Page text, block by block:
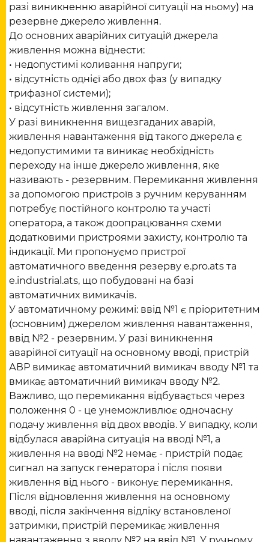
разі виникненню аварійної ситуації на ньому) на
резервне джерело живлення.
До основних аварійних ситуацій джерела
живлення можна віднести:
• недопустимі коливання напруги;
• відсутність однієї або двох фаз (у випадку
трифазної системи);
• відсутність живлення загалом.
У разі виникнення вищезгаданих аварій,
живлення навантаження від такого джерела є
недопустимими та виникає необхідність
переходу на інше джерело живлення, яке
називають - резервним. Перемикання живлення
за допомогою пристроїв з ручним керуванням
потребує постійного контролю та участі
оператора, а також доопрацювання схеми
додатковими пристроями захисту, контролю та
індикації. Ми пропонуємо пристрої
автоматичного введення резерву e.pro.ats та
e.industrial.ats, що побудовані на базі
автоматичних вимикачів.
У автоматичному режимі: ввід №1 є пріоритетним
(основним) джерелом живлення навантаження,
ввід №2 - резервним. У разі виникнення
аварійної ситуації на основному вводі, пристрій
АВР вимикає автоматичний вимикач вводу №1 та
вмикає автоматичний вимикач вводу №2.
Важливо, що перемикання відбувається через
положення 0 - це унеможливлює одночасну
подачу живлення від двох вводів. У випадку, коли
відбулася аварійна ситуація на вводі №1, а
живлення на вводі №2 немає - пристрій подає
сигнал на запуск генератора і після появи
живлення від нього - виконує перемикання.
Після відновлення живлення на основному
вводі, після закінчення відліку встановленої
затримки, пристрій перемикає живлення